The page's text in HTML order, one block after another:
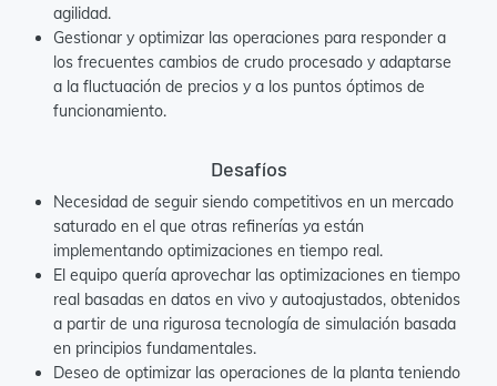
agilidad.
Gestionar y optimizar las operaciones para responder a
los frecuentes cambios de crudo procesado y adaptarse
a la fluctuación de precios y a los puntos óptimos de
funcionamiento.
Desafíos
Necesidad de seguir siendo competitivos en un mercado
saturado en el que otras refinerías ya están
implementando optimizaciones en tiempo real.
El equipo quería aprovechar las optimizaciones en tiempo
real basadas en datos en vivo y autoajustados, obtenidos
a partir de una rigurosa tecnología de simulación basada
en principios fundamentales.
Deseo de optimizar las operaciones de la planta teniendo